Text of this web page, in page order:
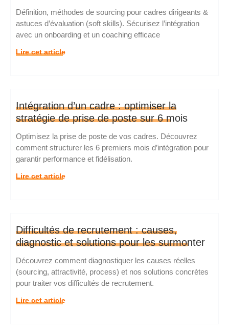
Définition, méthodes de sourcing pour cadres dirigeants &
astuces d’évaluation (soft skills). Sécurisez l’intégration
avec un onboarding et un coaching efficace
Lire cet article
Intégration d’un cadre : optimiser la
stratégie de prise de poste sur 6 mois
Optimisez la prise de poste de vos cadres. Découvrez
comment structurer les 6 premiers mois d’intégration pour
garantir performance et fidélisation.
Lire cet article
Difficultés de recrutement : causes,
diagnostic et solutions pour les surmonter
Découvrez comment diagnostiquer les causes réelles
(sourcing, attractivité, process) et nos solutions concrètes
pour traiter vos difficultés de recrutement.
Lire cet article